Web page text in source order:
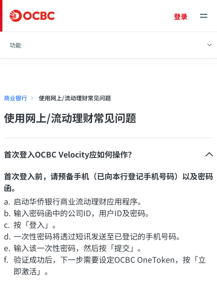
登录
功能
商业银行 使用网上/流动理财常见问题
使用网上/流动理财常见问题
首次登入OCBC Velocity应如何操作？
首次登入前，请预备手机（已向本行登记手机号码）以及密码
函。
启动华侨银行商业流动理财应用程序。
输入密码函中的公司ID，用户ID及密码。
按「登入」。
一次性密码将透过短讯发送至已登记的手机号码。
输入该一次性密码，然后按「提交」。
验证成功后，下一步需要设定OCBC OneToken，按「立
即激活」。